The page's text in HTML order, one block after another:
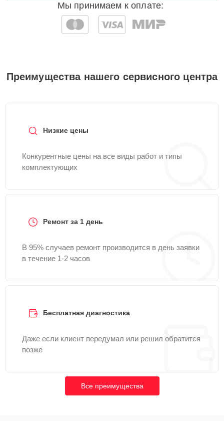
Мы принимаем к оплате:
Преимущества нашего сервисного центра
Низкие цены
Конкурентные цены на все виды работ и типы
комплектующих
Ремонт за 1 день
В 95% случаев ремонт производится в день заявки
в течение 1-2 часов
Бесплатная диагностика
Даже если клиент передумал или решил обратится
позже
Все преимущества